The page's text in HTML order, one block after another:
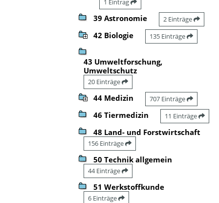
1 Eintrag
39 Astronomie 2 Einträge
42 Biologie 135 Einträge
43 Umweltforschung,
Umweltschutz
20 Einträge
44 Medizin 707 Einträge
46 Tiermedizin 11 Einträge
48 Land- und Forstwirtschaft
156 Einträge
50 Technik allgemein
44 Einträge
51 Werkstoffkunde
6 Einträge